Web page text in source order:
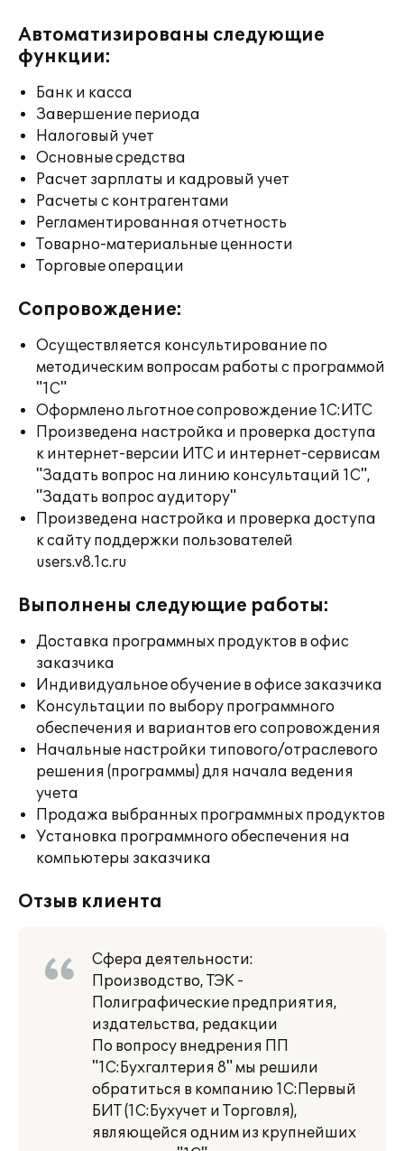
Автоматизированы следующие
функции:
Банк и касса
Завершение периода
Налоговый учет
Основные средства
Расчет зарплаты и кадровый учет
Расчеты с контрагентами
Регламентированная отчетность
Товарно-материальные ценности
Торговые операции
Сопровождение:
Осуществляется консультирование по
методическим вопросам работы с программой
"1С"
Оформлено льготное сопровождение 1С:ИТС
Произведена настройка и проверка доступа
к интернет-версии ИТС и интернет-сервисам
"Задать вопрос на линию консультаций 1С",
"Задать вопрос аудитору"
Произведена настройка и проверка доступа
к сайту поддержки пользователей
users.v8.1c.ru
Выполнены следующие работы:
Доставка программных продуктов в офис
заказчика
Индивидуальное обучение в офисе заказчика
Консультации по выбору программного
обеспечения и вариантов его сопровождения
Начальные настройки типового/отраслевого
решения (программы) для начала ведения
учета
Продажа выбранных программных продуктов
Установка программного обеспечения на
компьютеры заказчика
Отзыв клиента
Сфера деятельности:
Производство, ТЭК -
Полиграфические предприятия,
издательства, редакции
По вопросу внедрения ПП
"1С:Бухгалтерия 8" мы решили
обратиться в компанию 1С:Первый
БИТ (1С:Бухучет и Торговля),
являющейся одним из крупнейших